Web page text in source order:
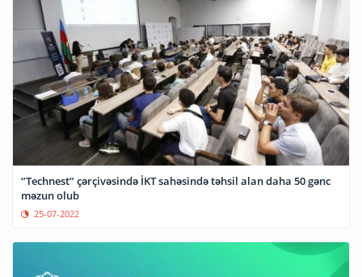
‘’Technest’’ çərçivəsində İKT sahəsində təhsil alan daha 50 gənc
məzun olub
25-07-2022